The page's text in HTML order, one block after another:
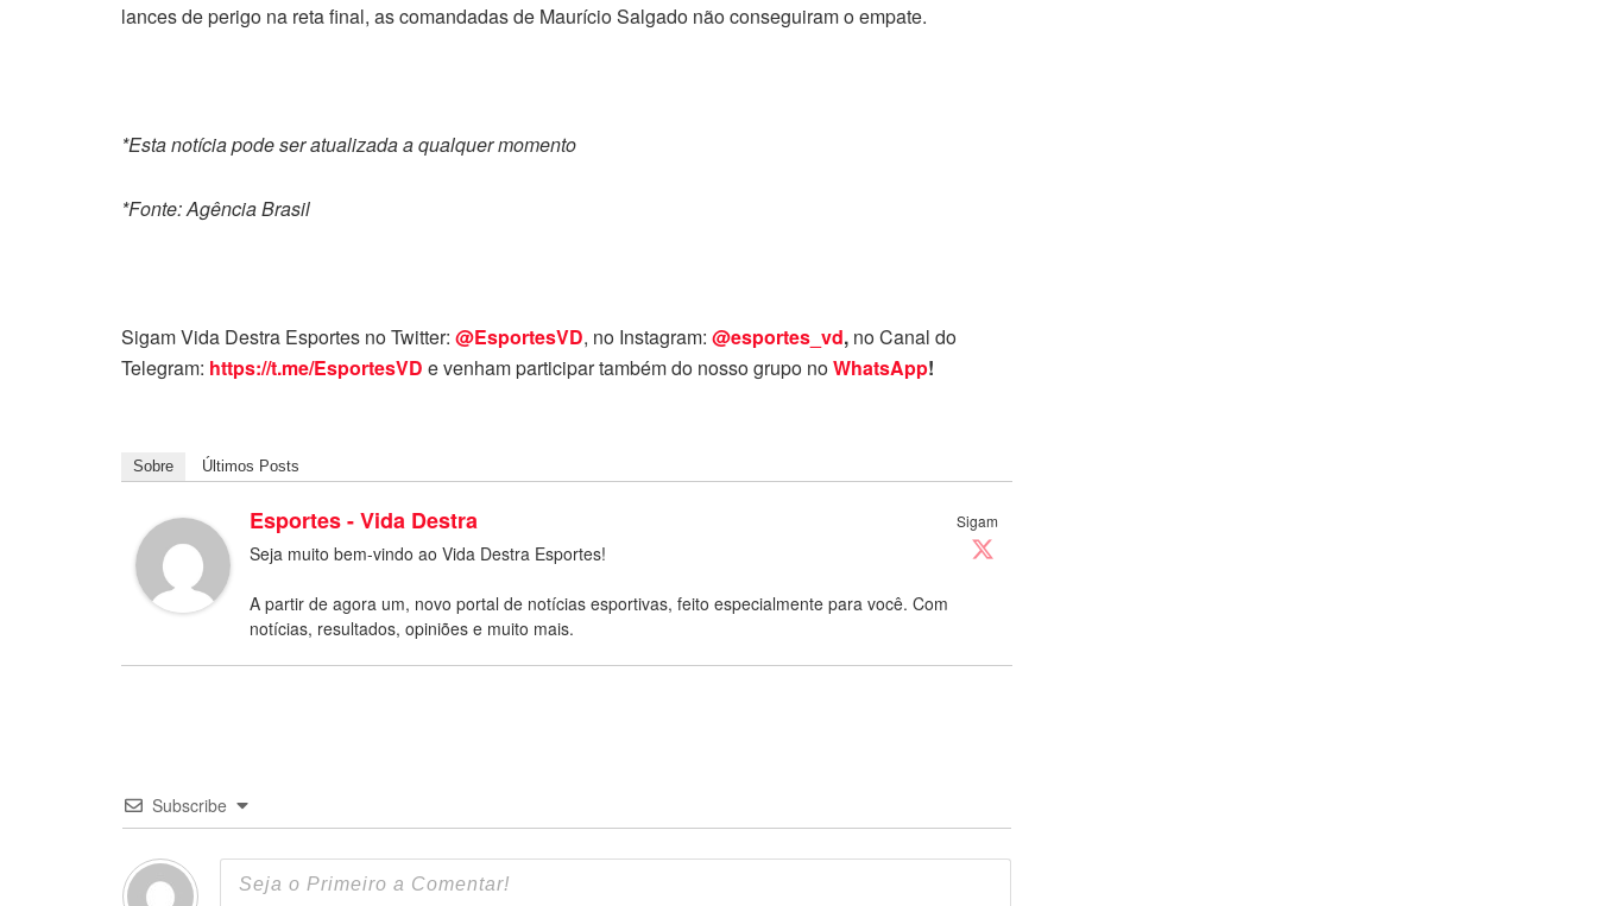
lances de perigo na reta final, as comandadas de Maurício Salgado não conseguiram o empate.
*Esta notícia pode ser atualizada a qualquer momento
*Fonte: Agência Brasil
Sigam Vida Destra Esportes no Twitter: @EsportesVD, no Instagram: @esportes_vd, no Canal do
Telegram: https://t.me/EsportesVD e venham participar também do nosso grupo noWhatsApp!
Sobre Últimos Posts
Sigam
Esportes - Vida Destra
Seja muito bem-vindo ao Vida Destra Esportes!
A partir de agora um, novo portal de notícias esportivas, feito especialmente para você. Com
notícias, resultados, opiniões e muito mais.
Subscribe